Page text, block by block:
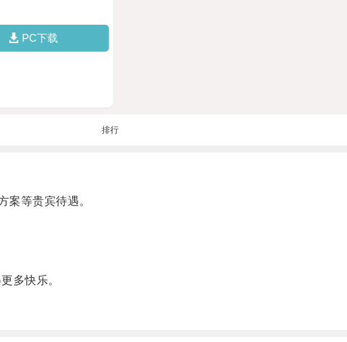
PC下载
排行
等贵宾待遇。
多快乐。